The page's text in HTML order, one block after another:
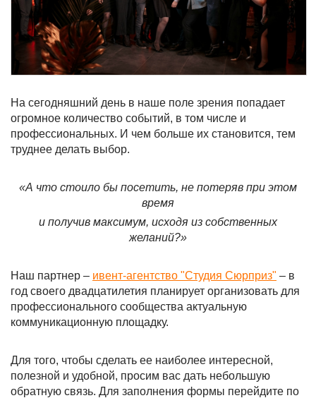
На сегодняшний день в наше поле зрения попадает
огромное количество событий, в том числе и
профессиональных. И чем больше их становится, тем
труднее делать выбор.
«А что стоило бы посетить, не потеряв при этом
время
и получив максимум, исходя из собственных
желаний?»
Наш партнер – ивент-агентство "Студия Сюрприз" – в
год своего двадцатилетия планирует организовать для
профессионального сообщества актуальную
коммуникационную площадку.
Для того, чтобы сделать ее наиболее интересной,
полезной и удобной, просим вас дать небольшую
обратную связь. Для заполнения формы перейдите по